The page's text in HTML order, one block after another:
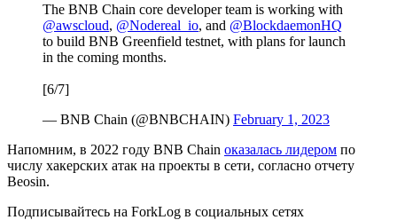
The BNB Chain core developer team is working with
@awscloud, @Nodereal_io, and @BlockdaemonHQ
to build BNB Greenfield testnet, with plans for launch
in the coming months.
[6/7]
— BNB Chain (@BNBCHAIN) February 1, 2023
Напомним, в 2022 году BNB Chain оказалась лидером по
числу хакерских атак на проекты в сети, согласно отчету
Beosin.
Подписывайтесь на ForkLog в социальных сетях